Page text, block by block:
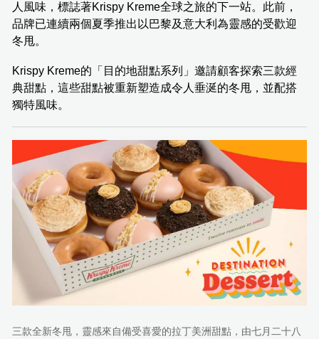
人風味，標誌著Krispy Kreme全球之旅的下一站。此前，
品牌已連續兩個夏季推出以巴黎及意大利為靈感的受歡迎
冬甩。
Krispy Kreme的「目的地甜點系列」邀請顧客探索三款經
典甜點，這些甜點被重新塑造成令人垂涎的冬甩，並配搭
獨特風味。
三款全新冬甩，靈感來自備受喜愛的拉丁美洲甜點，由七月二十八